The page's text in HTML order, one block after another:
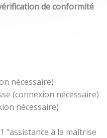
de conformité
nécessaire)
(connexion nécessaire)
nécessaire)
"assistance à la maîtrise